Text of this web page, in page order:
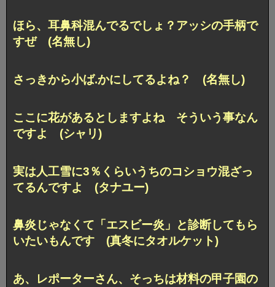
ほら、耳鼻科混んでるでしょ？アッシの手柄で
すぜ (名無し)
さっきから小ば.かにしてるよね？ (名無し)
ここに花があるとしますよね そういう事なん
ですよ (シャリ)
実は人工雪に3％くらいうちのコショウ混ざっ
てるんですよ (タナユー)
鼻炎じゃなくて「エスビー炎」と診断してもら
いたいもんです (真冬にタオルケット)
あ、レポーターさん、そっちは材料の甲子園の